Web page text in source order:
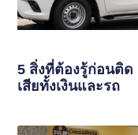
5 สิ่งที่ต้องรู้ก่อนติ
เสียทั้งเงินและรถ